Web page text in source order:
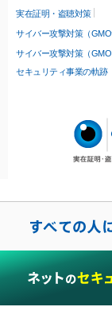
実在証明・盗聴対策
サイバー攻撃対策（
サイバー攻撃対策（GMO
セキュリティ事業の軌跡